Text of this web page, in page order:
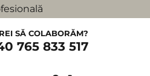
SĂ COLABORĂM?
765 833 517